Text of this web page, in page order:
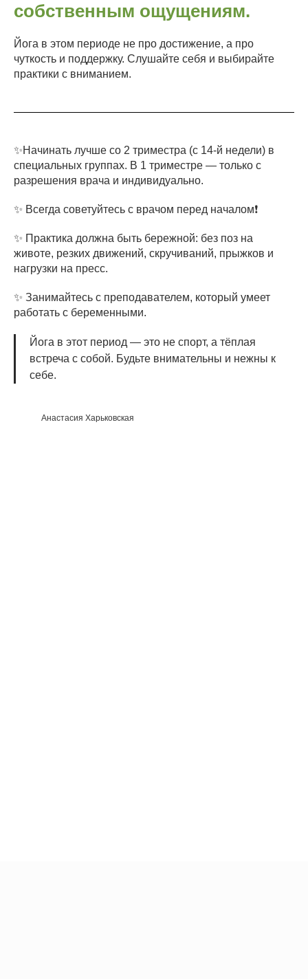
собственным ощущениям.
Йога в этом периоде не про достижение, а про
чуткость и поддержку. Слушайте себя и выбирайте
практики с вниманием.
✨Начинать лучше со 2 триместра (с 14-й недели) в
специальных группах. В 1 триместре — только с
разрешения врача и индивидуально.
✨ Всегда советуйтесь с врачом перед началом❗️
✨ Практика должна быть бережной: без поз на
животе, резких движений, скручиваний, прыжков и
нагрузки на пресс.
✨ Занимайтесь с преподавателем, который умеет
работать с беременными.
Йога в этот период — это не спорт, а тёплая
встреча с собой. Будьте внимательны и нежны к
себе.
Анастасия Харьковская